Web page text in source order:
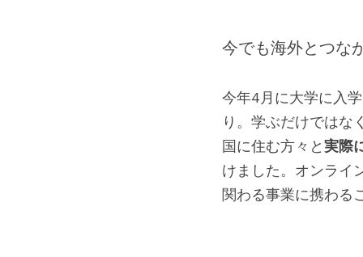
今でも海外とつな
今年4月に大学に入
り。学ぶだけではな
国に住む方々と実際
けました。オンライ
関わる事業に携わる